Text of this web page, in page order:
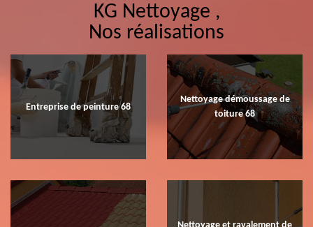
KG Nettoyage ,
Nos réalisations
Entreprise de peinture 68
Nettoyage démoussage de
toiture 68